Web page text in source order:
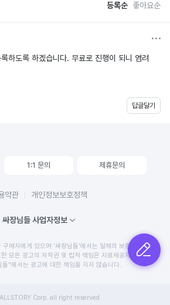
글쓰기
등록순 좋아요순
하도록 하겠습니다. 무료로 진행이 되니 염려
답글달기
1:1 문의 제휴문의
약관 개인정보보호정책
싸장님들 사업자정보
매자에게 있으며 '싸장님들'에서는 일체의 보증 및
모든 광고의 저작권 및 법적 책임은 자료제공자에게
들"에서는 광고에 대한 책임을 지지 않습니다.
Corp. all right reserved.